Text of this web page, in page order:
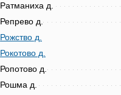
Ратманиха д.
Репрево д.
Рожство д.
Рокотово д.
Ропотово д.
Рошма д.